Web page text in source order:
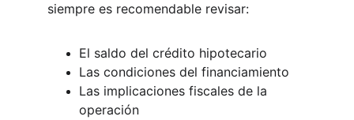
siempre es recomendable revisar:
El saldo del crédito hipotecario
Las condiciones del financiamiento
Las implicaciones fiscales de la
operación